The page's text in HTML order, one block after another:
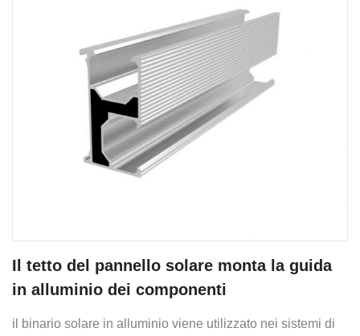
Il tetto del pannello solare monta la guida
in alluminio dei componenti
il binario solare in alluminio viene utilizzato nei sistemi di